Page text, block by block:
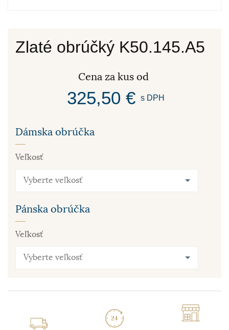
Zlaté obrúčký K50.145.A5
Cena za kus od
325,50 € s DPH
Dámska obrúčka
Veľkosť
Vyberte veľkosť
Pánska obrúčka
Veľkosť
Vyberte veľkosť